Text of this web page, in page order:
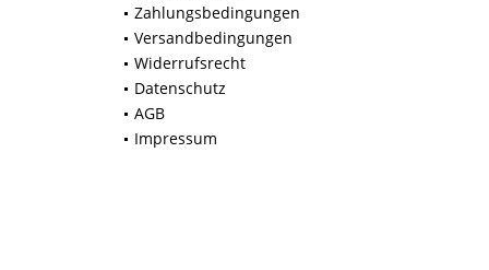
Zahlungsbedingungen
Versandbedingungen
Widerrufsrecht
Datenschutz
AGB
Impressum